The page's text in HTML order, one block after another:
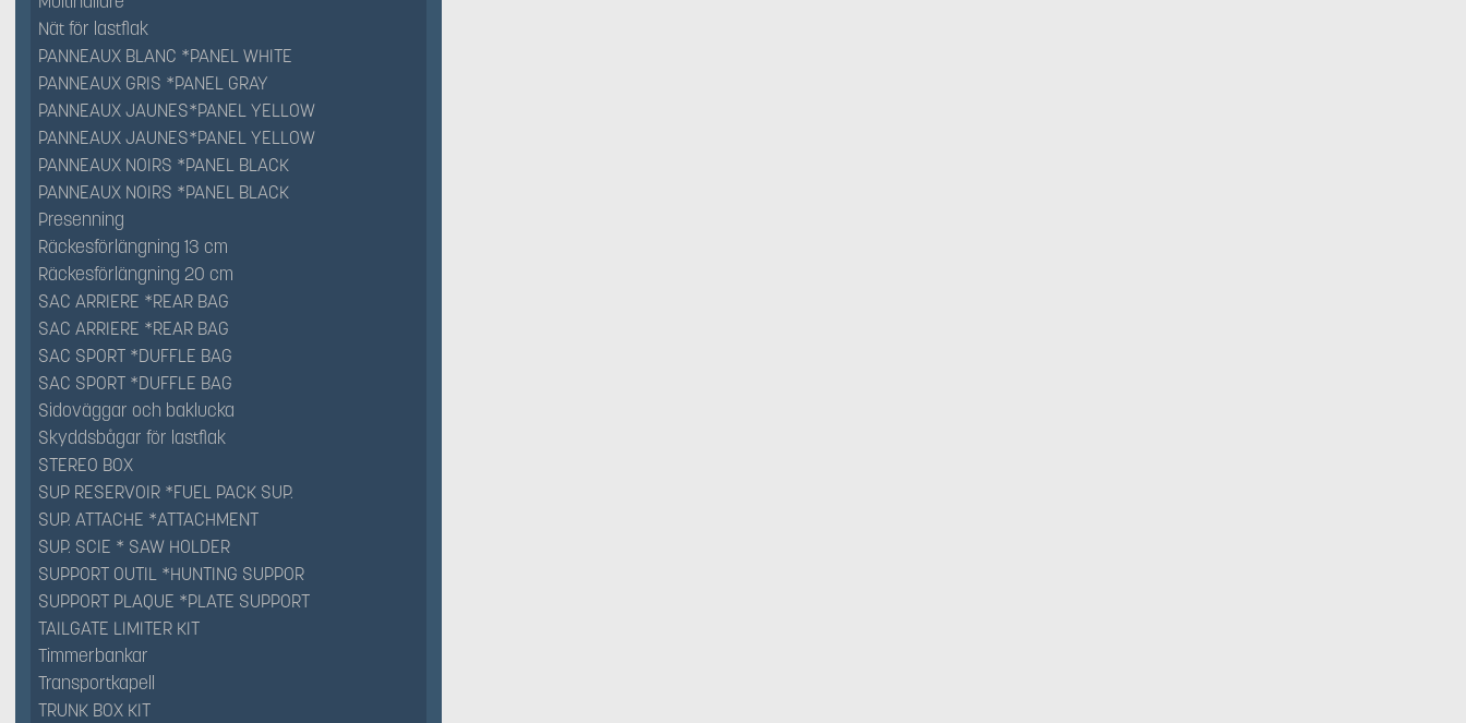
Nät för lastflak
PANNEAUX BLANC *PANEL WHITE
PANNEAUX GRIS *PANEL GRAY
PANNEAUX JAUNES*PANEL YELLOW
PANNEAUX JAUNES*PANEL YELLOW
PANNEAUX NOIRS *PANEL BLACK
PANNEAUX NOIRS *PANEL BLACK
Presenning
Räckesförlängning 13 cm
Räckesförlängning 20 cm
SAC ARRIERE *REAR BAG
SAC ARRIERE *REAR BAG
SAC SPORT *DUFFLE BAG
SAC SPORT *DUFFLE BAG
Sidoväggar och baklucka
Skyddsbågar för lastflak
STEREO BOX
SUP RESERVOIR *FUEL PACK SUP.
SUP. ATTACHE *ATTACHMENT
SUP. SCIE * SAW HOLDER
SUPPORT OUTIL *HUNTING SUPPOR
SUPPORT PLAQUE *PLATE SUPPORT
TAILGATE LIMITER KIT
Timmerbankar
Transportkapell
TRUNK BOX KIT